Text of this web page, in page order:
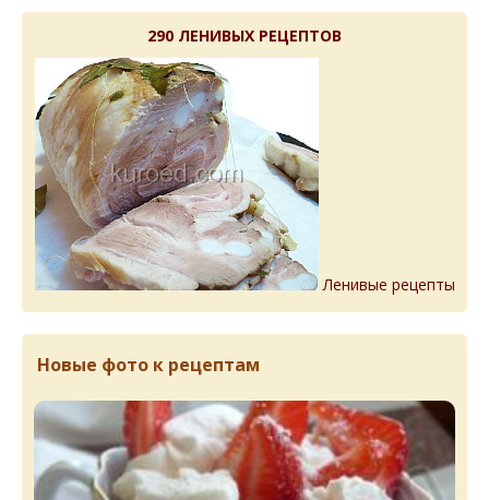
290 ЛЕНИВЫХ РЕЦЕПТОВ
Ленивые рецепты
Новые фото к рецептам